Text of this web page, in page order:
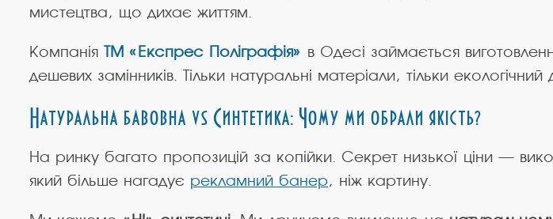
мистецтва, що дихає життям.
Компанія ТМ «Експрес Поліграфія»
в Одесі займається
дешевих замінників. Тільки натуральні матеріали, тільки
Натуральна бавовна vs Синтетика: Чому ми обрали якість?
На ринку багато пропозицій за копійки. Секрет низької ціни —
який більше нагадує рекламний банер, ніж картину.